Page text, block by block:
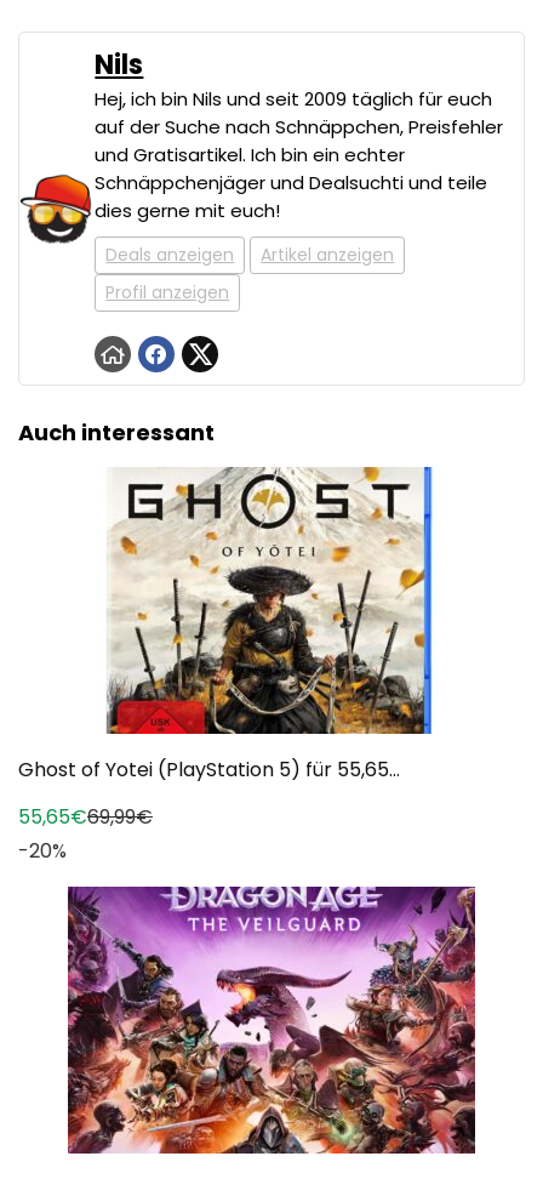
Nils
Hej, ich bin Nils und seit 2009 täglich für euch
auf der Suche nach Schnäppchen, Preisfehler
und Gratisartikel. Ich bin ein echter
Schnäppchenjäger und Dealsuchti und teile
dies gerne mit euch!
Deals anzeigen
Artikel anzeigen
Profil anzeigen
Auch interessant
Ghost of Yotei (PlayStation 5) für 55,65...
55,65€69,99€
-20%